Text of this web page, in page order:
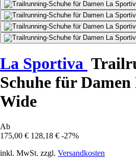
La Sportiva
Schuhe für
Wide
Ab
175,00 € 128,18 € -27%
inkl. MwSt. zzgl. Versandkosten